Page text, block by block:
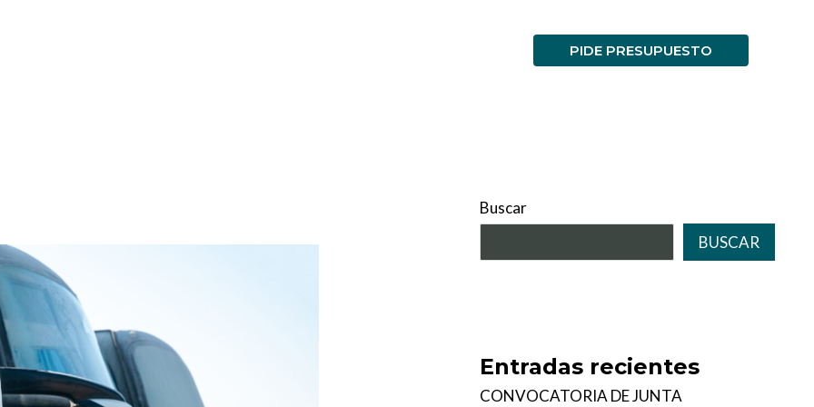
PIDE PRESUPUESTO
Buscar
BUSCAR
Entradas recientes
CONVOCATORIA DE JUNTA